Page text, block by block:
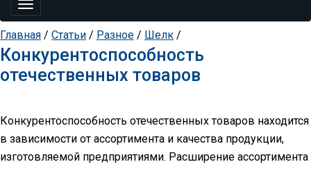
Toggle
navigation
Главная / Статьи / Разное / Шелк /
Конкурентоспособность
отечественных товаров
Конкурентоспособность отечественных товаров находится
в зависимости от ассортимента и качества продукции,
изготовляемой предприятиями. Расширение ассортимента